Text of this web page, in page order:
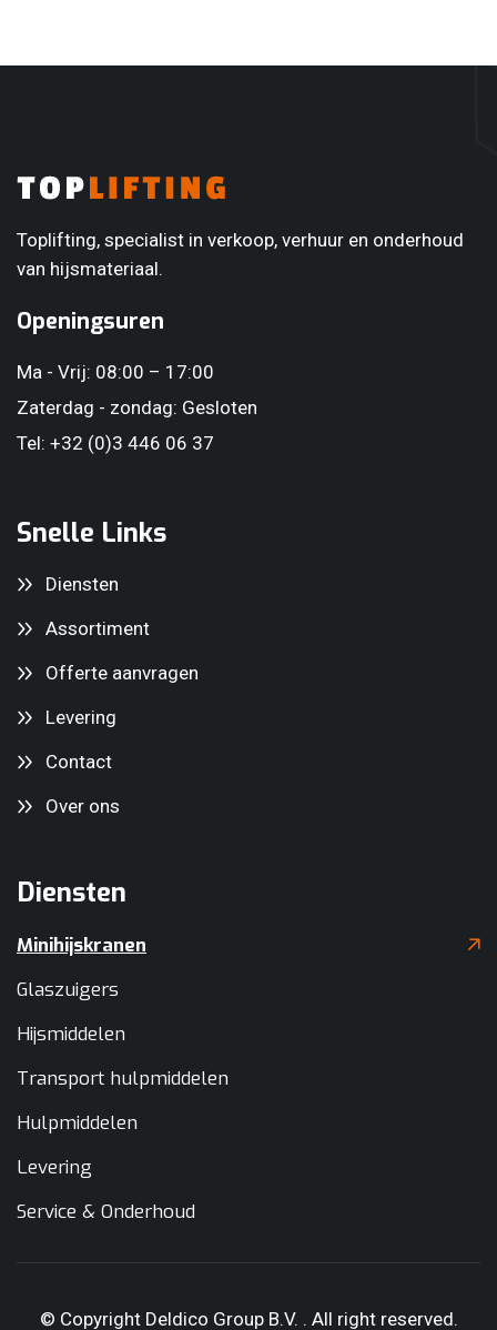
Toplifting, specialist in verkoop, verhuur en onderhoud
van hijsmateriaal.
Openingsuren
Ma - Vrij: 08:00 – 17:00
Zaterdag - zondag: Gesloten
Tel: +32 (0)3 446 06 37
Snelle Links
Diensten
Assortiment
Offerte aanvragen
Levering
Contact
Over ons
Diensten
Minihijskranen
Glaszuigers
Hijsmiddelen
Transport hulpmiddelen
Hulpmiddelen
Levering
Service & Onderhoud
© Copyright Deldico Group B.V. . All right reserved.